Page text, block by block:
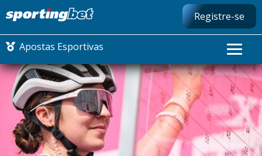
Registre-se
Apostas Esportivas
CONMEBOL LIBERTADORES
FUTEBOL NACIONAL